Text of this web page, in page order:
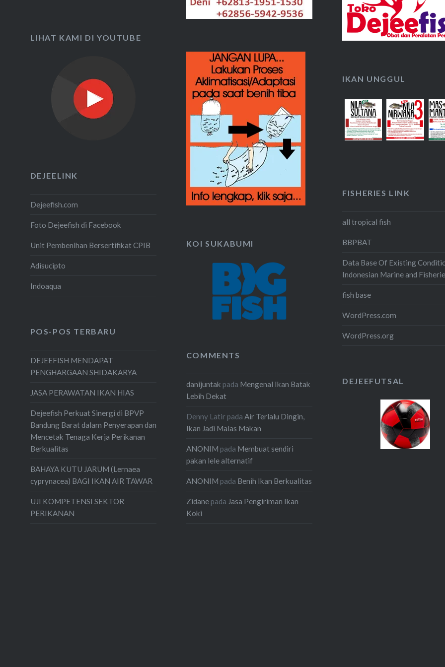
LIHAT KAMI DI YOUTUBE
IKAN UNGGUL
DEJEELINK
Dejeefish.com
Foto Dejeefish di Facebook
Unit Pembenihan Bersertifikat CPIB
Adisucipto
Indoaqua
FISHERIES LINK
all tropical fish
BBPBAT
Data Base Of Existing
Indonesian Marine and
fish base
WordPress.com
WordPress.org
KOI SUKABUMI
POS-POS TERBARU
DEJEEFISH MENDAPAT
PENGHARGAAN SHIDAKARYA
JASA PERAWATAN IKAN HIAS
Dejeefish Perkuat Sinergi di BPVP
Bandung Barat dalam Penyerapan dan
Mencetak Tenaga Kerja Perikanan
Berkualitas
BAHAYA KUTU JARUM (Lernaea
cyprynacea) BAGI IKAN AIR TAWAR
UJI KOMPETENSI SEKTOR
PERIKANAN
COMMENTS
danijuntak pada Mengenal Ikan Batak
Lebih Dekat
Denny Latir pada Air Terlalu Dingin,
Ikan Jadi Malas Makan
ANONIM pada Membuat sendiri
pakan lele alternatif
ANONIM pada Benih Ikan Berkualitas
Zidanepada Jasa Pengiriman Ikan
Koki
DEJEEFUTSAL